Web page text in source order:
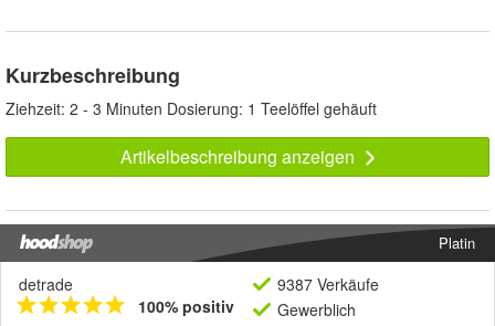
Kurzbeschreibung
Ziehzeit: 2 - 3 Minuten Dosierung: 1 Teelöffel gehäuft
Artikelbeschreibung anzeigen
Platin
detrade
100% positiv
9387 Verkäufe
Gewerblich